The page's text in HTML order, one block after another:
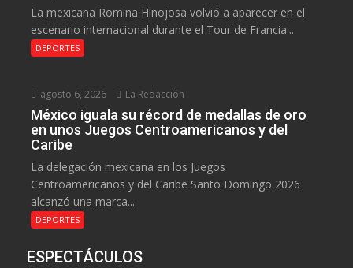
La mexicana Romina Hinojosa volvió a aparecer en el
escenario internacional durante el Tour de Francia...
DEPORTES
agosto 6, 2026 La Redacción
México iguala su récord de medallas de oro
en unos Juegos Centroamericanos y del
Caribe
La delegación mexicana en los Juegos
Centroamericanos y del Caribe Santo Domingo 2026
alcanzó una marca...
DEPORTES
ESPECTÁCULOS